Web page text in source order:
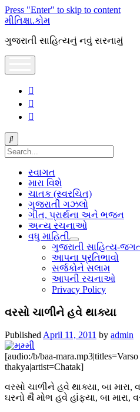
Press "Enter" to skip to content
મીતિક્ષા.કોમ
ગુજરાતી સાહિત્યનું નવું સરનામું
Search
સ્વાગત
મારા વિશે
ચાતક (સ્વરચિત)
ગુજરાતી ગઝલો
ગીત, પ્રાર્થના અને ભજન
અન્ય રચનાઓ
વધુ માહિતી
open
dropdown
menu
ગુજરાતી સાહિત્ય-
આપના પ્રતિભાવો
સર્જકોને સલામ
આપની રચનાઓ
Privacy Policy
વરસો ચાળીને હવે થાક્યા
PublishedApril 11, 2011 by admin
[audio:/b/baa-
thakya|artist=Chatak]
વરસો ચાળીને હવે થાક્યા, બા મારા,
ઘરનો થૈ મોભ હવે હાંફ્યા, બા મારા,